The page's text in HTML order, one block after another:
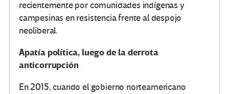
recientemente por comunidades indígenas y
campesinas en resistencia frente al despojo
neoliberal.
Apatía política, luego de la derrota
anticorrupción
En 2015, cuando el gobierno norteamericano